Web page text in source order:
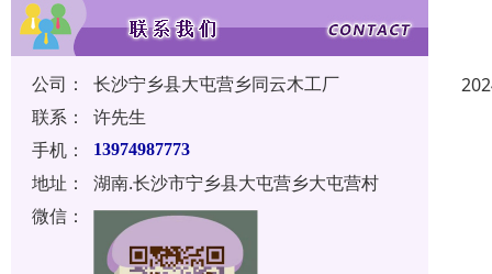
公司：
长沙宁乡县大屯营乡同云木工厂
联系：
许先生
手机：
13974987773
地址：
湖南.长沙市宁乡县大屯营乡大屯营村
微信：